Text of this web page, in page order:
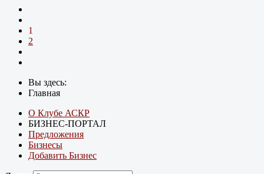
1
2
Вы здесь:
Главная
О Клубе АСКР
БИЗНЕС-ПОРТАЛ
Предложения
Бизнесы
Добавить Бизнес